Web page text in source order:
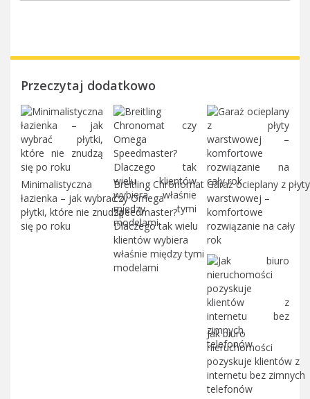
Przeczytaj dodatkowo
Minimalistyczna
łazienka – jak wybrać
płytki, które nie znudzą
się po roku
Breitling Chronomat
czy Omega
Speedmaster?
Dlaczego tak wielu
klientów wybiera
właśnie między tymi
modelami
Garaż ocieplany z płyty
warstwowej –
komfortowe
rozwiązanie na cały
rok
Jak biuro
nieruchomości
pozyskuje klientów z
internetu bez zimnych
telefonów